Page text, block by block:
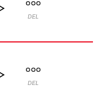
DEL
DEL